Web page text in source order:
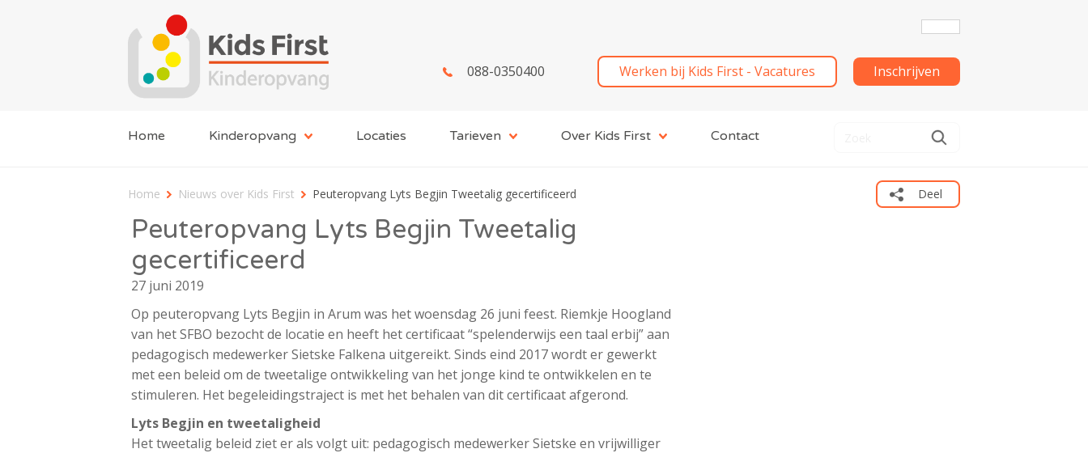
088-0350400 Werken bij Kids First - Vacatures Inschrijven
Home Kinderopvang Locaties Tarieven Over Kids First Contact
Home Nieuws over Kids First Peuteropvang Lyts Begjin Tweetalig gecertificeerd Deel
Peuteropvang Lyts Begjin Tweetalig
gecertificeerd
27 juni 2019
Op peuteropvang Lyts Begjin in Arum was het woensdag 26 juni feest. Riemkje Hoogland
van het SFBO bezocht de locatie en heeft het certificaat “spelenderwijs een taal erbij” aan
pedagogisch medewerker Sietske Falkena uitgereikt. Sinds eind 2017 wordt er gewerkt
met een beleid om de tweetalige ontwikkeling van het jonge kind te ontwikkelen en te
stimuleren. Het begeleidingstraject is met het behalen van dit certificaat afgerond.
Lyts Begjin en tweetaligheid
Het tweetalig beleid ziet er als volgt uit: pedagogisch medewerker Sietske en vrijwilliger